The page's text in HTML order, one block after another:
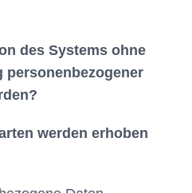
des Systems ohne
personenbezogener
werden erhoben